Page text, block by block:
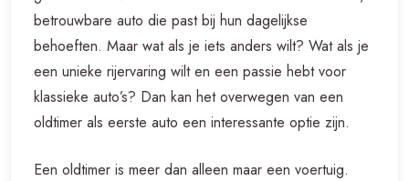
betrouwbare auto die past bij hun dagelijkse
behoeften. Maar wat als je iets anders wilt? Wat als je
een unieke rijervaring wilt en een passie hebt voor
klassieke auto’s? Dan kan het overwegen van een
oldtimer als eerste auto een interessante optie zijn.
Een oldtimer is meer dan alleen maar een voertuig.